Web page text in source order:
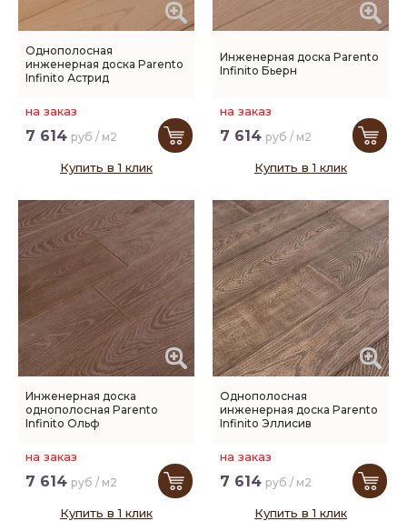
Однополосная
инженерная доска Parento
Infinito Астрид
на заказ
7 614 руб / м2
Купить в 1 клик
Инженерная доска Parento
Infinito Бьерн
на заказ
7 614 руб / м2
Купить в 1 клик
Инженерная доска
однополосная Parento
Infinito Ольф
на заказ
7 614 руб / м2
Купить в 1 клик
Однополосная
инженерная доска Parento
Infinito Эллисив
на заказ
7 614 руб / м2
Купить в 1 клик